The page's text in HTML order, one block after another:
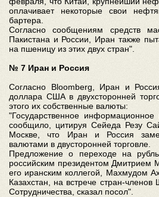
оплачивает некоторые свои
бартера.
Согласно сообщениям средств
Пакистана и России, Иран также
на пшеницу из этих двух стран".
№ 7 Иран и Россия
Согласно Bloomberg, Иран и
доллара США в двухсторонней
этого их собственные валюты:
"Государственное
сообщило, цитируя Сейеда Резу
Москве, что Иран и Россия
валютами в двусторонней торговле.
Предложение о переходе на
российским президентом Дмитрием
его иранским коллегой, Махмудом
Казахстан, на встрече стран-
Сотрудничества, сказал посол".